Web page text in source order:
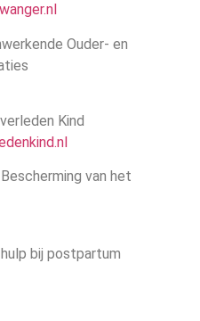
Ouder- en
Kind
van het
bij postpartum